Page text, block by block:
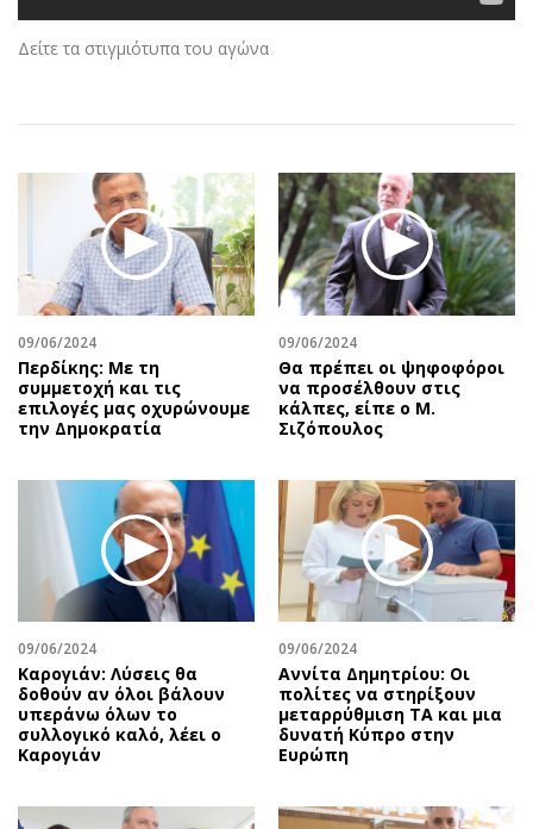
Αθλητισμός
Κύπρος
Διεθνή
Οικονομική
Οικονομία
Real Estate
Επιχειρήσεις
Αγορές
Money Review
AstroBank Properties
Trends
Ναυτιλία
Περιβάλλον
Ελλάδα
Κόσμος
Παράξενα
Πολιτισμός
Σινεμά
Θέατρο-Χορός
Geek
Social
Αφιερώματα
Πολιτική
Οικονομία
Γενικά
Αναδρομές
Πρόσωπα
Περιβάλλον
Good Life
Showbiz
Ταξίδια
Συνταγές
Έξοδος
Media
Εκπομπές
Wine routes
Podcasts
Προσφορές
Δείτε τα στιγμιότυπα του αγώνα
09/06/2024
Περδίκης: Με τη
συμμετοχή και τις
επιλογές μας οχυρώνουμε
την Δημοκρατία
09/06/2024
Θα πρέπει οι ψηφοφόροι
να προσέλθουν στις
κάλπες, είπε ο Μ.
Σιζόπουλος
09/06/2024
Καρογιάν: Λύσεις θα
δοθούν αν όλοι βάλουν
υπεράνω όλων το
συλλογικό καλό, λέει ο
Καρογιάν
09/06/2024
Αννίτα Δημητρίου: Οι
πολίτες να στηρίξουν
μεταρρύθμιση ΤΑ και μια
δυνατή Κύπρο στην
Ευρώπη